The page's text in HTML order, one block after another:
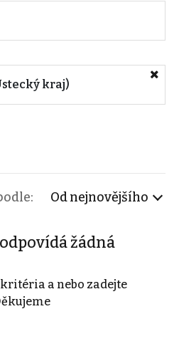
kraj)
Od nejnovějšího
žádná
a nebo zadejte